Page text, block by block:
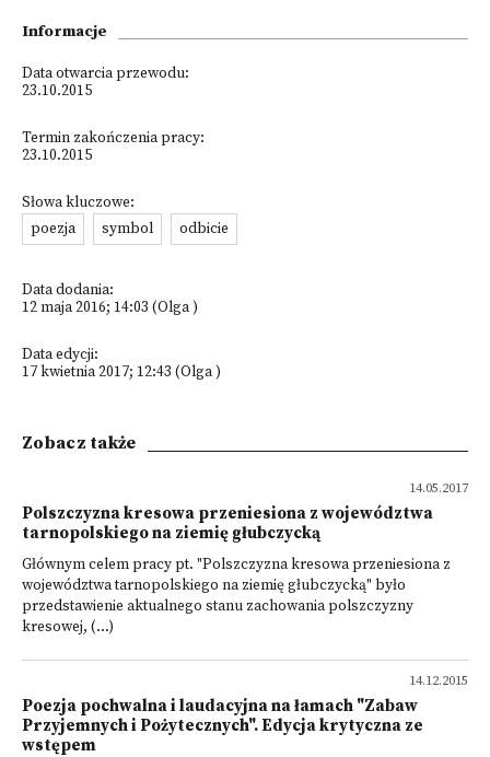
Informacje
Data otwarcia przewodu:
23.10.2015
Termin zakończenia pracy:
23.10.2015
Słowa kluczowe:
poezja
symbol odbicie
Data dodania:
12 maja 2016; 14:03 (Olga )
Data edycji:
17 kwietnia 2017; 12:43 (Olga )
Zobacz także
14.05.2017
Polszczyzna kresowa przeniesiona z województwa
tarnopolskiego na ziemię głubczycką
Głównym celem pracy pt. "Polszczyzna kresowa przeniesiona z
województwa tarnopolskiego na ziemię głubczycką" było
przedstawienie aktualnego stanu zachowania polszczyzny
kresowej, (...)
14.12.2015
Poezja pochwalna i laudacyjna na łamach "Zabaw
Przyjemnych i Pożytecznych". Edycja krytyczna ze
wstępem